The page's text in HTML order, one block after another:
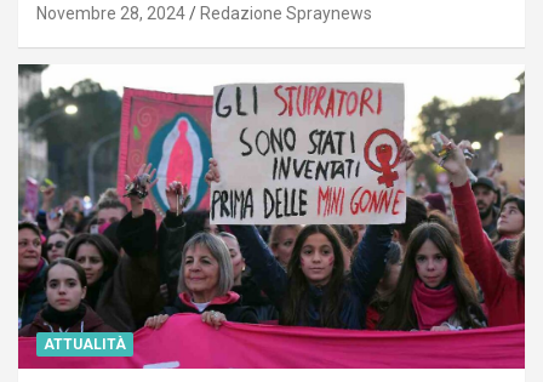
Novembre 28, 2024 Redazione Spraynews
ATTUALITÀ